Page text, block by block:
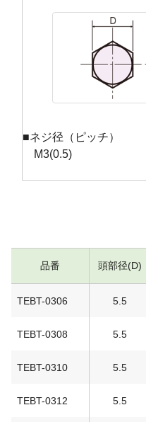
■ネジ径（ピッチ）
M3(0.5)
品番 頭部径(D)
TEBT-0306 5.5
TEBT-0308 5.5
TEBT-0310 5.5
TEBT-0312 5.5